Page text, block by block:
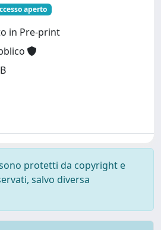
aperto
in Pre-print
protetti da copyright e
salvo diversa